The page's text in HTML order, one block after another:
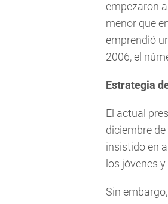
empezaron
menor que
emprendió
2006, el
Estrategia
El actual
diciembre
insistido en
los jóvenes
Sin